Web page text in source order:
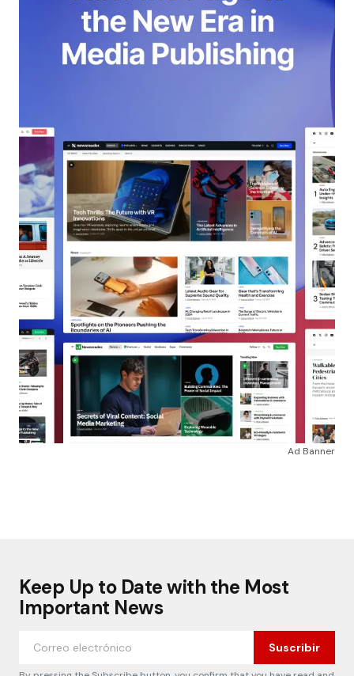
Ad Banner
Keep Up to Date with the Most
Important News
Suscribir